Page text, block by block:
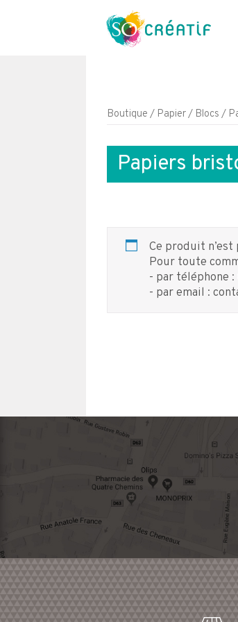
Boutique / Papier / Blocs /
Papiers
Ce produit
Pour toute
- par téléphone :
- par email :